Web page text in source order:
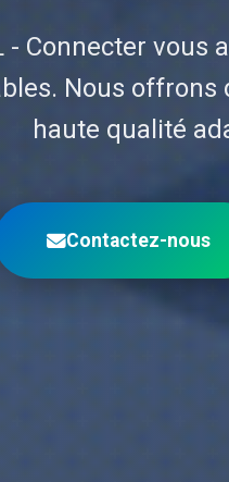
- Connecter
Nous
haute qualité
Contactez-nous